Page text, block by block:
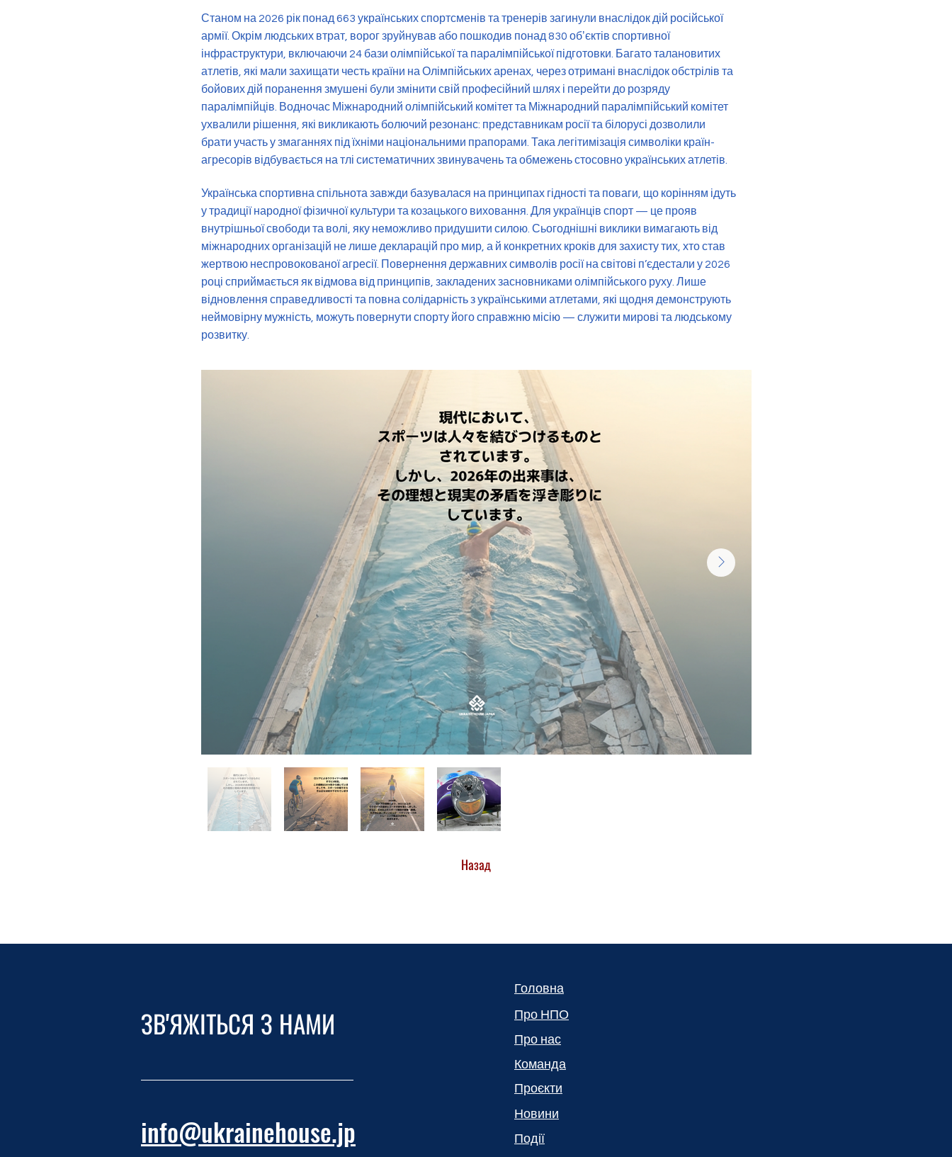
Станом на 2026 рік понад 663 українських спортсменів та тренерів загинули внаслідок дій російської
армії. Окрім людських втрат, ворог зруйнував або пошкодив понад 830 обʼєктів спортивної
інфраструктури, включаючи 24 бази олімпійської та паралімпійської підготовки. Багато талановитих
атлетів, які мали захищати честь країни на Олімпійських аренах, через отримані внаслідок обстрілів та
бойових дій поранення змушені були змінити свій професійний шлях і перейти до розряду
паралімпійців. Водночас Міжнародний олімпійський комітет та Міжнародний паралімпійський комітет
ухвалили рішення, які викликають болючий резонанс: представникам росії та білорусі дозволили
брати участь у змаганнях під їхніми національними прапорами. Така легітимізація символіки країн-
агресорів відбувається на тлі систематичних звинувачень та обмежень стосовно українських атлетів.
Українська спортивна спільнота завжди базувалася на принципах гідності та поваги, що корінням ідуть
у традиції народної фізичної культури та козацького виховання. Для українців спорт — це прояв
внутрішньої свободи та волі, яку неможливо придушити силою. Сьогоднішні виклики вимагають від
міжнародних організацій не лише декларацій про мир, а й конкретних кроків для захисту тих, хто став
жертвою неспровокованої агресії. Повернення державних символів росії на світові п’єдестали у 2026
році сприймається як відмова від принципів, закладених засновниками олімпійського руху. Лише
відновлення справедливості та повна солідарність з українськими атлетами, які щодня демонструють
неймовірну мужність, можуть повернути спорту його справжню місію — служити мирові та людському
розвитку.
Назад
Головна
ЗВ'ЯЖІТЬСЯ З НАМИ
Про НПО
Про нас
Команда
info@ukrainehouse.jp
Проєкти
Новини
Події